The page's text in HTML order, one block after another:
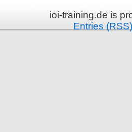
ioi-training.de is
Entries (RSS)